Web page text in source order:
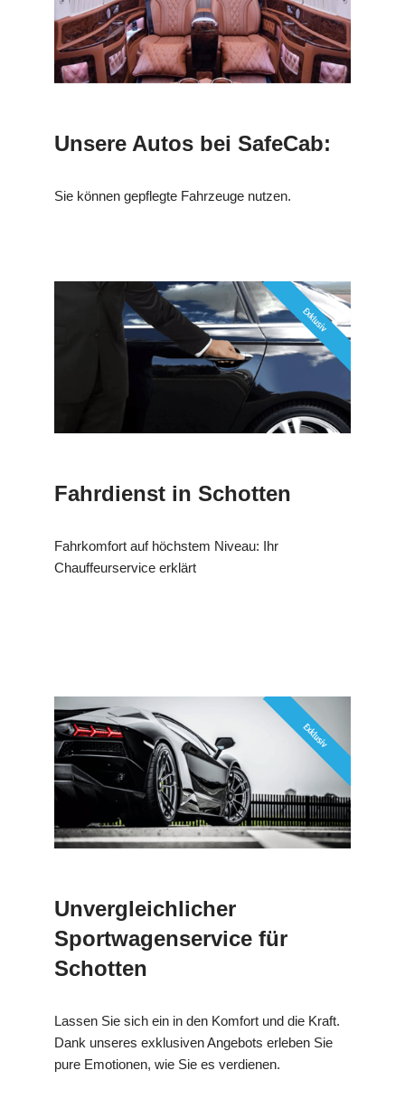
Unsere Autos bei SafeCab:
Sie können gepflegte Fahrzeuge nutzen.
Fahrdienst in Schotten
Fahrkomfort auf höchstem Niveau: Ihr
Chauffeurservice erklärt
Unvergleichlicher
Sportwagenservice für
Schotten
Lassen Sie sich ein in den Komfort und die Kraft.
Dank unseres exklusiven Angebots erleben Sie
pure Emotionen, wie Sie es verdienen.